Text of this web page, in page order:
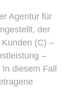
Agentur für
der
(C) –
–
diesem Fall